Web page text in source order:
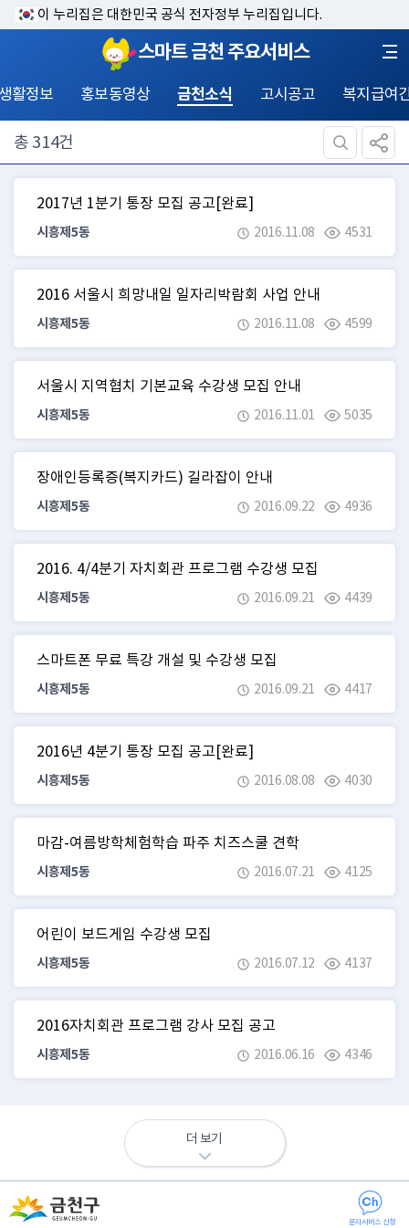
이 누리집은 대한민국 공식 전자정부 누리집입니다.
스마트 금천 주요서비스
활정보 홍보동영상 금천소식 고시공고 복지급여
문자서비스 신청
총 314건
2017년 1분기 통장 모집 공고[완료]
시흥제5동 2016.11.08 4531
2016 서울시 희망내일 일자리박람회 사업 안내
시흥제5동 2016.11.08 4599
서울시 지역협치 기본교육 수강생 모집 안내
시흥제5동 2016.11.01 5035
장애인등록증(복지카드) 길라잡이 안내
시흥제5동 2016.09.22 4936
2016. 4/4분기 자치회관 프로그램 수강생 모집
시흥제5동 2016.09.21 4439
스마트폰 무료 특강 개설 및 수강생 모집
시흥제5동 2016.09.21 4417
2016년 4분기 통장 모집 공고[완료]
시흥제5동 2016.08.08 4030
마감-여름방학체험학습 파주 치즈스쿨 견학
시흥제5동 2016.07.21 4125
어린이 보드게임 수강생 모집
시흥제5동 2016.07.12 4137
2016자치회관 프로그램 강사 모집 공고
시흥제5동 2016.06.16 4346
더 보기